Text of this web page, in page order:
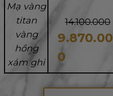
Mạ vàng
titan
vàng
hồng
xám ghi
14.100.000
9.870.00
0